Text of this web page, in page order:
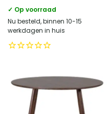
✓ Op voorraad
Nu besteld, binnen 10-15
werkdagen in huis